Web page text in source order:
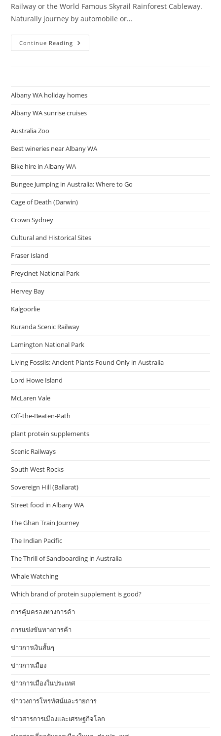
Railway or the World Famous Skyrail Rainforest Cableway.
Naturally journey by automobile or…
Continue Reading Eurostar,
Normal
Evaluate
Albany WA holiday homes
Albany WA sunrise cruises
Australia Zoo
Best wineries near Albany WA
Bike hire in Albany WA
Bungee Jumping in Australia: Where to Go
Cage of Death (Darwin)
Crown Sydney
Cultural and Historical Sites
Fraser Island
Freycinet National Park
Hervey Bay
Kalgoorlie
Kuranda Scenic Railway
Lamington National Park
Living Fossils: Ancient Plants Found Only in Australia
Lord Howe Island
McLaren Vale
Off-the-Beaten-Path
plant protein supplements
Scenic Railways
South West Rocks
Sovereign Hill (Ballarat)
Street food in Albany WA
The Ghan Train Journey
The Indian Pacific
The Thrill of Sandboarding in Australia
Whale Watching
Which brand of protein supplement is good?
การคุ้มครองทางการค้า
การแข่งขันทางการค้า
ข่าวการเงินสั้นๆ
ข่าวการเมือง
ข่าวการเมืองในประเทศ
ข่าววงการโทรทัศน์และรายการ
ข่าวสารการเมืองและเศรษฐกิจโลก